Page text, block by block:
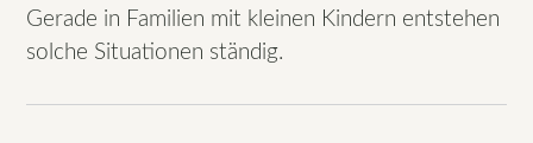
Gerade in Familien mit kleinen Kindern entstehen
solche Situationen ständig.